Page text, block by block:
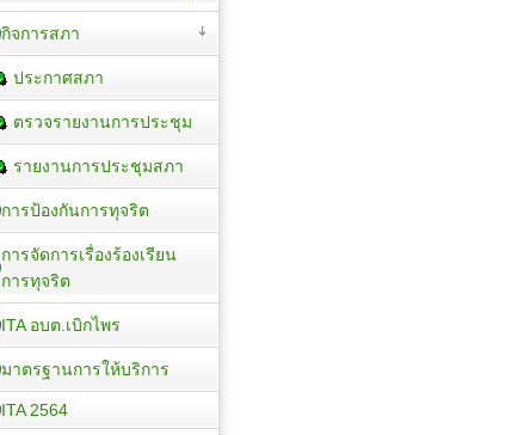
กิจการสภา
ประกาศสภา
ตรวจรายงานการประชุม
รายงานการประชุมสภา
การป้องกันการทุจริต
การจัดการเรื่องร้องเรียน
การทุจริต
ITA อบต.เบิกไพร
มาตรฐานการให้บริการ
ITA 2564